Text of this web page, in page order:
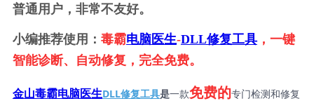
普通用户，非常不友好。
小编推荐使用： 毒霸电脑医生-DLL修复工具，一键
智能诊断、自动修复，完全免费。
金山毒霸电脑医生DLL修复工具是一款免费的专门检测和修复